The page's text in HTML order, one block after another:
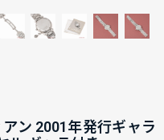
ン 2001年発行ギャラ